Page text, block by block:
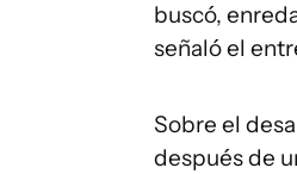
buscó,
señaló el
Sobre el
después de